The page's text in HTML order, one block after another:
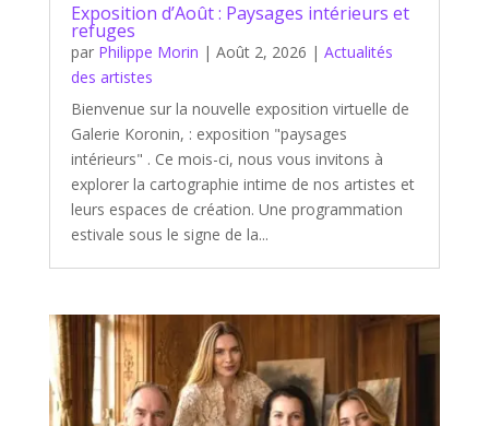
Exposition d’Août : Paysages intérieurs et
refuges
par Philippe Morin | Août 2, 2026 | Actualités
des artistes
Bienvenue sur la nouvelle exposition virtuelle de
Galerie Koronin, : exposition "paysages
intérieurs" . Ce mois-ci, nous vous invitons à
explorer la cartographie intime de nos artistes et
leurs espaces de création. Une programmation
estivale sous le signe de la...